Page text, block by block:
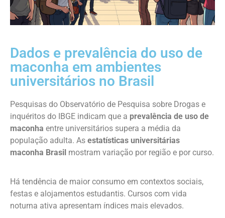
Dados e prevalência do uso de
maconha em ambientes
universitários no Brasil
Pesquisas do Observatório de Pesquisa sobre Drogas e
inquéritos do IBGE indicam que a prevalência de uso de
maconha entre universitários supera a média da
população adulta. As estatísticas universitárias
maconha Brasil mostram variação por região e por curso.
Há tendência de maior consumo em contextos sociais,
festas e alojamentos estudantis. Cursos com vida
noturna ativa apresentam índices mais elevados.